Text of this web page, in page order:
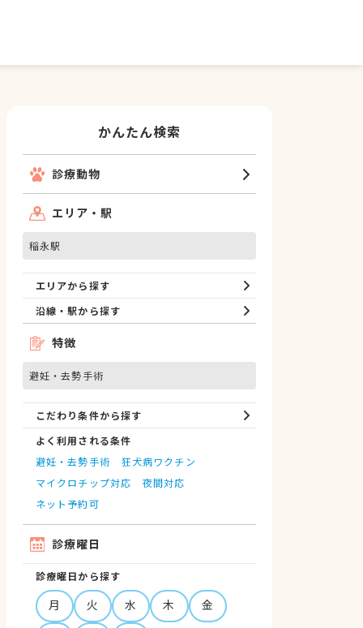
かんたん検索
診療動物
エリア・駅
稲永駅
エリアから探す
沿線・駅から探す
特徴
避妊・去勢手術
こだわり条件から探す
よく利用される条件
避妊・去勢手術
狂犬病ワクチン
マイクロチップ対応
夜間対応
ネット予約可
診療曜日
診療曜日から探す
月 火 水 木
金